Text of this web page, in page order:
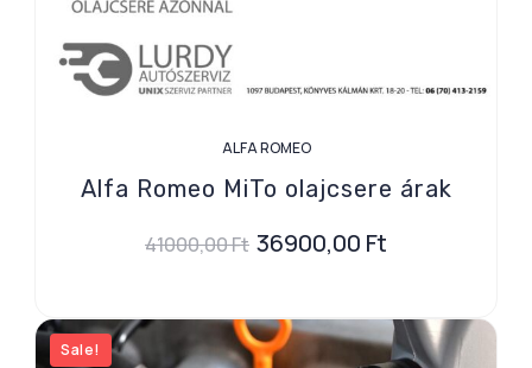
ALFA ROMEO
Alfa Romeo MiTo olajcsere árak
41000,00Ft 36900,00 Ft
Sale!